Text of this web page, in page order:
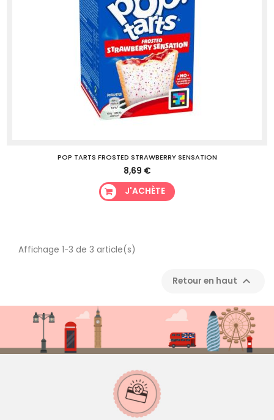
POP TARTS FROSTED STRAWBERRY SENSATION
8,69 €
J'ACHÈTE
Affichage 1-3 de 3 article(s)
Retour en haut 